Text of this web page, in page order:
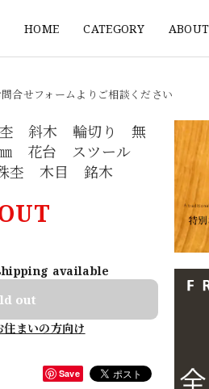
HOME CATEGORY ABOUT
合せフォームよりご相談ください
斜木 輪切り 無
花台 スツール
杢 木目 銘木
available
out
住まいの方向け
Save